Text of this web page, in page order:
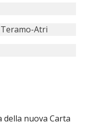
Atri
nuova Carta